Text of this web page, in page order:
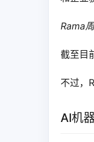
Rama
截至目
不过，
AI机